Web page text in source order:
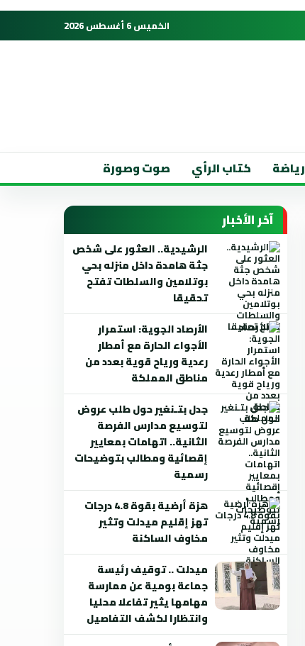
الخميس 6 أغسطس 2026
رياضة كتاب الرأي صوت وصورة
آخر الأخبار
الرشيدية.. العثور على شخص
جثة هامدة داخل منزله بحي
بوتلامين والسلطات تفتح
تحقيقا
الأرصاد الجوية: استمرار
الأجواء الحارة مع أمطار
رعدية ورياح قوية بعدد من
مناطق المملكة
جدل بتـنغير حول طلب عروض
لتوسيع مدارس الفرصة
الثانية.. اتهامات بمعايير
إقصائية ومطالب بتوضيحات
رسمية
هزة أرضية بقوة 4.8 درجات
تهز إقليم ميدلت وتثير
مخاوف الساكنة
ميدلت .. توقيف رئيسة
جماعة بومية عن ممارسة
مهامها يثير تفاعلا محليا
وانتظارا لكشف التفاصيل